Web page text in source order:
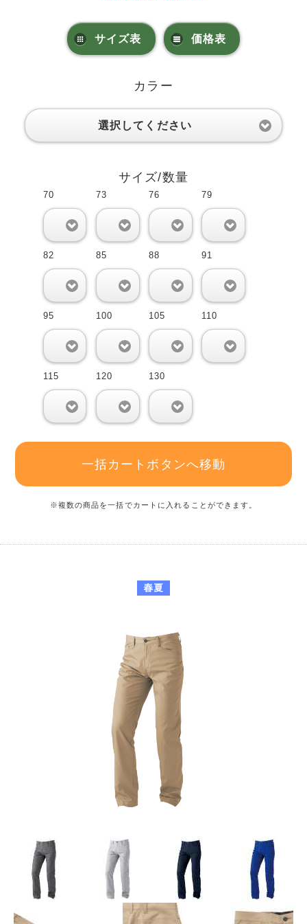
サイズ表 価格表
カラー
選択してください
サイズ/数量
70 73 76 79
82 85 88 91
95 100 105 110
115 120 130
一括カートボタンへ移動
※複数の商品を一括でカートに入れることができます。